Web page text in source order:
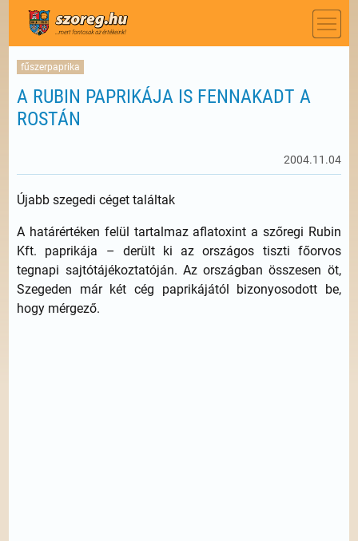
fűszerpaprika
A RUBIN PAPRIKÁJA IS FENNAKADT A
ROSTÁN
2004.11.04
Újabb szegedi céget találtak
A határértéken felül tartalmaz aflatoxint a szőregi Rubin
Kft. paprikája – derült ki az országos tiszti főorvos
tegnapi sajtótájékoztatóján. Az országban összesen öt,
Szegeden már két cég paprikájától bizonyosodott be,
hogy mérgező.